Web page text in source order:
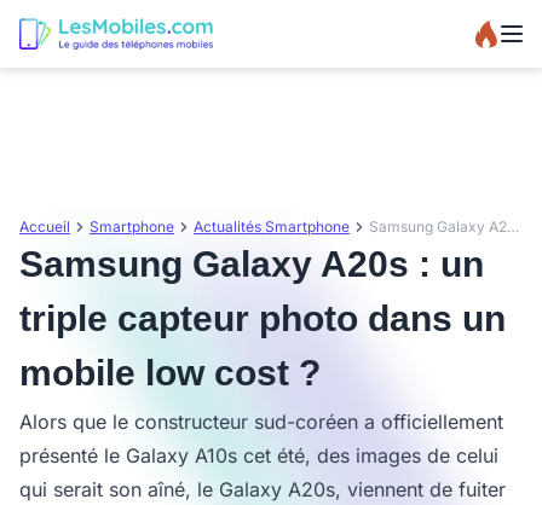
Accueil Smartphone Actualités Smartphone Samsung Galaxy A20s : un triple capteur photo dans un mobile low cost ?
Samsung Galaxy A20s : un
triple capteur photo dans un
mobile low cost ?
Alors que le constructeur sud-coréen a officiellement
présenté le Galaxy A10s cet été, des images de celui
qui serait son aîné, le Galaxy A20s, viennent de fuiter